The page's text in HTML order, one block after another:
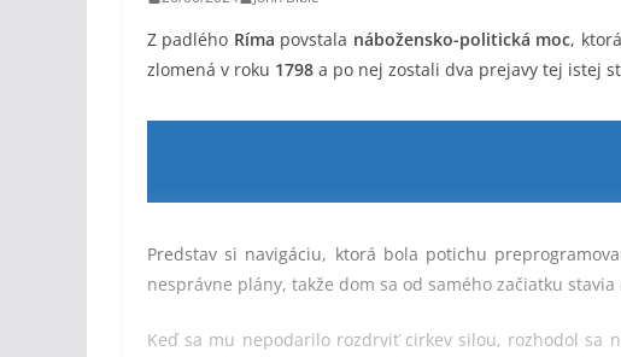
Z padlého Ríma povstala nábožensko-politická moc,
zlomená v roku 1798 a po nej zostali dva prejavy tej istej
Predstav si navigáciu, ktorá bola potichu
nesprávne plány, takže dom sa od samého začiatku stavia
Keď sa mu nepodarilo rozdrviť cirkev silou, rozhodol sa